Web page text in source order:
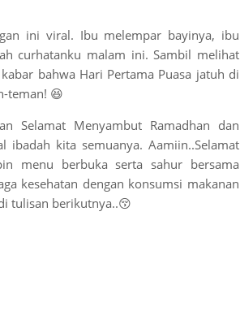
ini viral. Ibu melempar bayinya, ibu
curhatanku malam ini. Sambil melihat
bahwa Hari Pertama Puasa jatuh di
teman! 😆
Selamat Menyambut Ramadhan dan
ibadah kita semuanya. Aamiin..Selamat
menu berbuka serta sahur bersama
kesehatan dengan konsumsi makanan
tulisan berikutnya..😚